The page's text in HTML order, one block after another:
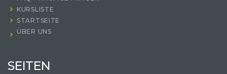
KURSLISTE
STARTSEITE
ÜBER UNS
SEITEN